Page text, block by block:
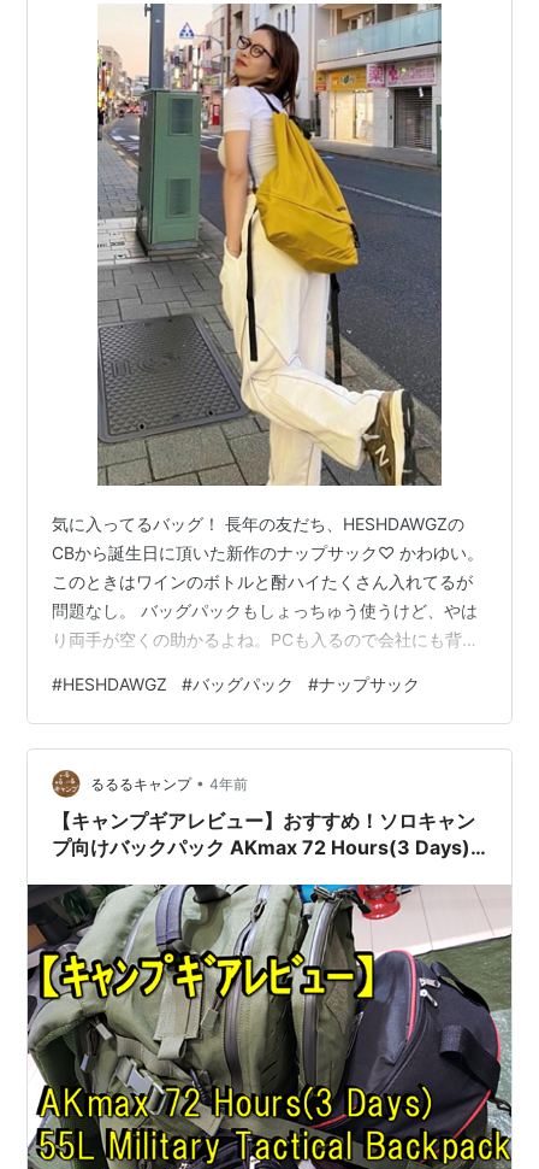
気に入ってるバッグ！ 長年の友だち、HESHDAWGZの
CBから誕生日に頂いた新作のナップサック♡ かわゆい。
このときはワインのボトルと酎ハイたくさん入れてるが
問題なし。 バッグパックもしょっちゅう使うけど、やは
り両手が空くの助かるよね。PCも入るので会社にも背負
中、ちびっこポケットがついてるの助かる。細々したも
ん入れたいよね。 軽いしポリ素材だからよくある布タイ
プより使い勝手いいよ～。汚れつきづらいし、刺繍もシ
ンプルだから女性でも持ちやすいと思う。買いやすい値
段もポイントですな。 何個作ってんだか知らないのでア
レだが、おすすめでやんすよ。 他…
#HESHDAWGZ #バッグパック #ナップサック
るるるキャンプ • 4年前
【キャンプギアレビュー】おすすめ！ソロキャン
プ向けバックパック AKmax 72 Hours(3 Days)
～